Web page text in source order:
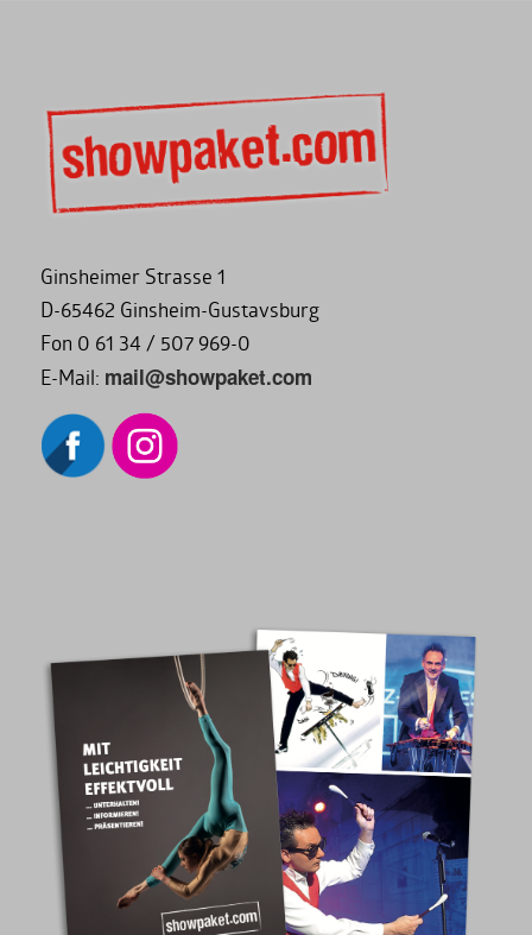
Ginsheimer Strasse 1
D-65462 Ginsheim-Gustavsburg
Fon 0 61 34 / 507 969-0
E-Mail: mail@showpaket.com